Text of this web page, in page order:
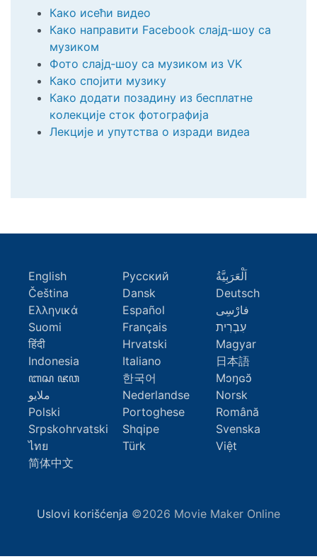
Како исећи видео
Како направити Facebook слајд‑шоу са
музиком
Фото слајд‑шоу са музиком из VK
Како спојити музику
Како додати позадину из бесплатне
колекције сток фотографија
Лекције и упутства о изради видеа
English Русский
اَلْعَرَبِيَّةُ
Čeština
Dansk
Deutsch
Ελληνικά
Español
فارْسِى
Suomi
Français
עִבְרִית
हिंदी
Hrvatski
Magyar
Indonesia
Italiano
日本語
ꦧꦱ ꦗꦮ
한국어
Mɔŋɢɔ̆
ملايو
Nederlandse
Norsk
Polski
Portoghese
Română
Srpskohrvatski
Shqipe
Svenska
ไทย
Türk
Việt
简体中文
Uslovi korišćenja ©2026 Movie Maker Online